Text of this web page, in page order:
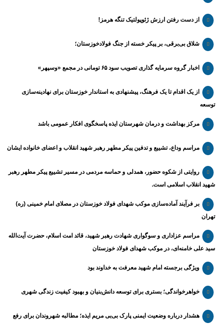
از دست رفتن ارزش ژئوپولتیک تنگه هرمز!
شلاق‌ بی‌برقی، بر پیکر خسته‌ از جنگ فولادخوزستان؛
اخبار گروه سرمایه گذاری تصویب سود ۶۵ تومانی در مجمع «وسپهر»
از یک اقدام تا یک فرهنگ، پیشنهادی به استاندار خوزستان برای نهادینه‌سازی
توسعه
مرکز بهداشت و درمان شهرستان ایذه پاسخگوی افکار عمومی باشد
مراسم وداع، تشییع و تدفین پیکر مطهر رهبر شهید انقلاب و اعضای خانواده ایشان
روایتی از شکوه حضور، همدلی و حماسه مردمی در مسیر تشییع پیکر مطهر رهبر
شهید انقلاب اسلامی است.
بر فرآیند آماده‌سازی موکب شهدای فولاد خوزستان در مصلای امام خمینی (ره)
تهران
مراسم عزاداری و سوگواری شهادت رهبر شهید، قائد امت اسلام، حضرت آیت‌الله
سید علی خامنه‌ای، در موکب شهدای فولاد خوزستان
ویژگی برجسته امام شهید معرفت به خداوند بود
خواهرخواندگی؛ بستری برای توسعه دانش‌بنیان و بهبود کیفیت زندگی شهری
هشدار درباره وضعیت ایمنی پارک بی‌بی مریم ایذه؛ مطالبه شهروندان برای رفع